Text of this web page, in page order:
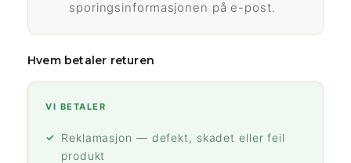
sporingsinformasjonen på e-post.
Hvem betaler returen
VI BETALER
Reklamasjon — defekt, skadet eller feil
produkt